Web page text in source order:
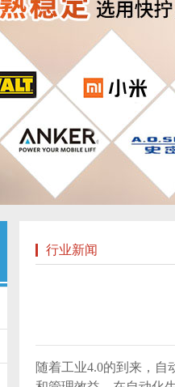
行业新闻
随着工业4.0的到来，